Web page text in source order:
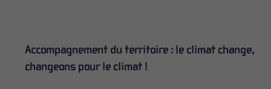
Accompagnement du territoire : le climat change,
changeons pour le climat !